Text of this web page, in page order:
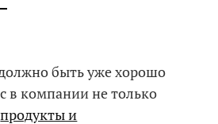
быть уже хорошо
в компании не только
продукты и